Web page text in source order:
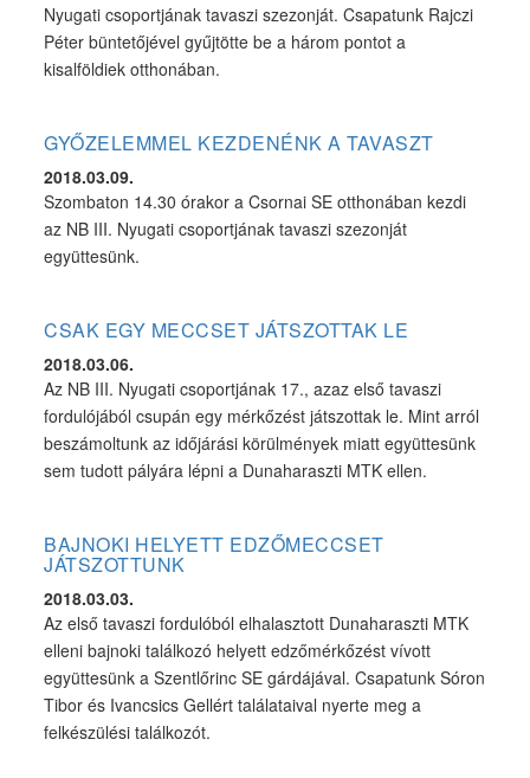
Nyugati csoportjának tavaszi szezonját. Csapatunk Rajczi
Péter büntetőjével gyűjtötte be a három pontot a
kisalföldiek otthonában.
GYŐZELEMMEL KEZDENÉNK A TAVASZT
2018.03.09.
Szombaton 14.30 órakor a Csornai SE otthonában kezdi
az NB III. Nyugati csoportjának tavaszi szezonját
együttesünk.
CSAK EGY MECCSET JÁTSZOTTAK LE
2018.03.06.
Az NB III. Nyugati csoportjának 17., azaz első tavaszi
fordulójából csupán egy mérkőzést játszottak le. Mint arról
beszámoltunk az időjárási körülmények miatt együttesünk
sem tudott pályára lépni a Dunaharaszti MTK ellen.
BAJNOKI HELYETT EDZŐMECCSET
JÁTSZOTTUNK
2018.03.03.
Az első tavaszi fordulóból elhalasztott Dunaharaszti MTK
elleni bajnoki találkozó helyett edzőmérkőzést vívott
együttesünk a Szentlőrinc SE gárdájával. Csapatunk Sóron
Tibor és Ivancsics Gellért találataival nyerte meg a
felkészülési találkozót.